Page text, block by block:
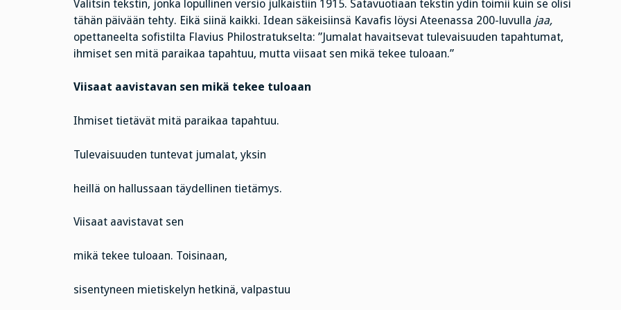
Valitsin tekstin, jonka lopullinen versio julkaistiin 1915. Satavuotiaan tekstin ydin toimii kuin se olisi
tähän päivään tehty. Eikä siinä kaikki. Idean säkeisiinsä Kavafis löysi Ateenassa 200-luvulla jaa,
opettaneelta sofistilta Flavius Philostratukselta: ”Jumalat havaitsevat tulevaisuuden tapahtumat,
ihmiset sen mitä paraikaa tapahtuu, mutta viisaat sen mikä tekee tuloaan.”
Viisaat aavistavan sen mikä tekee tuloaan
Ihmiset tietävät mitä paraikaa tapahtuu.
Tulevaisuuden tuntevat jumalat, yksin
heillä on hallussaan täydellinen tietämys.
Viisaat aavistavat sen
mikä tekee tuloaan. Toisinaan,
sisentyneen mietiskelyn hetkinä, valpastuu